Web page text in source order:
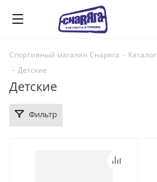
Спортивный магазин Снаряга - Каталог
- Детские
Детские
Фильтр